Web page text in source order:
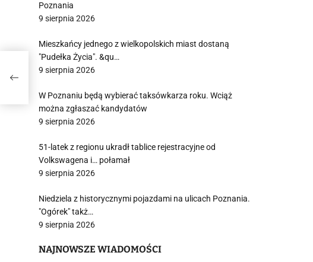
Poznania
9 sierpnia 2026
Mieszkańcy jednego z wielkopolskich miast dostaną
"Pudełka Życia". &qu…
9 sierpnia 2026
W Poznaniu będą wybierać taksówkarza roku. Wciąż
można zgłaszać kandydatów
9 sierpnia 2026
51-latek z regionu ukradł tablice rejestracyjne od
Volkswagena i… połamał
9 sierpnia 2026
Niedziela z historycznymi pojazdami na ulicach Poznania.
"Ogórek" takż…
9 sierpnia 2026
NAJNOWSZE WIADOMOŚCI